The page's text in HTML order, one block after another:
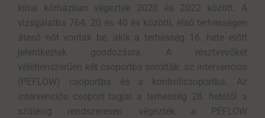
kínai kórházban végezték 2020 és 2022 között. A
vizsgálatba 764, 20 és 40 év közötti, első terhességen
áteső nőt vontak be, akik a terhesség 16. hete előtt
jelentkeztek gondozásra. A résztvevőket
véletlenszerűen két csoportba sorolták: az intervenciós
(PEFLOW) csoportba és a kontrollcsoportba. Az
intervenciós csoport tagjai a terhesség 28. hetétől a
szülésig rendszeresen végezték a PEFLOW